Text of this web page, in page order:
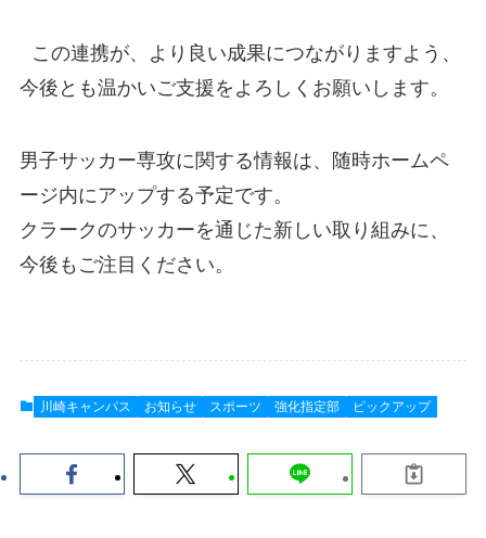
この連携が、より良い成果につながりますよう、
今後とも温かいご支援をよろしくお願いします。
男子サッカー専攻に関する情報は、随時ホームペ
ージ内にアップする予定です。
クラークのサッカーを通じた新しい取り組みに、
今後もご注目ください。
川崎キャンパス お知らせ スポーツ 強化指定部 ピックアップ